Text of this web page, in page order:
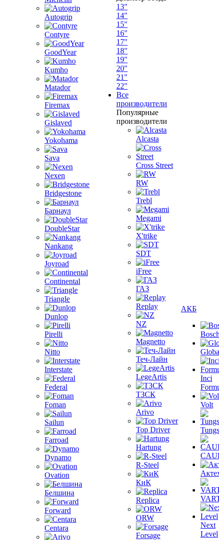
Autogrip
Contyre
GoodYear
Kumho
Matador
Firemax
Gislaved
Yokohama
Sava
Nexen
Bridgestone
Барнаул
DoubleStar
Nankang
Joyroad
Continental
Triangle
Dunlop
Pirelli
Nitto
Interstate
Federal
Foman
Sailun
Farroad
Dynamo
Ovation
Белшина
Forward
Centara
13"
14"
15"
16"
17"
18"
19"
20"
21"
22"
Все
производители
Популярные
производители
Alcasta
Cross Street
RW
Trebl
Megami
X'trike
SDT
iFree
ГАЗ
Replay
NZ
Magnetto
Теч-Лайн
LegeArtis
ТЗСК
Arivo
Top Driver
Hartung
R-Steel
КиК
Replica
ORW
Forsage
АКБ
Inci
Volt
Next
Level